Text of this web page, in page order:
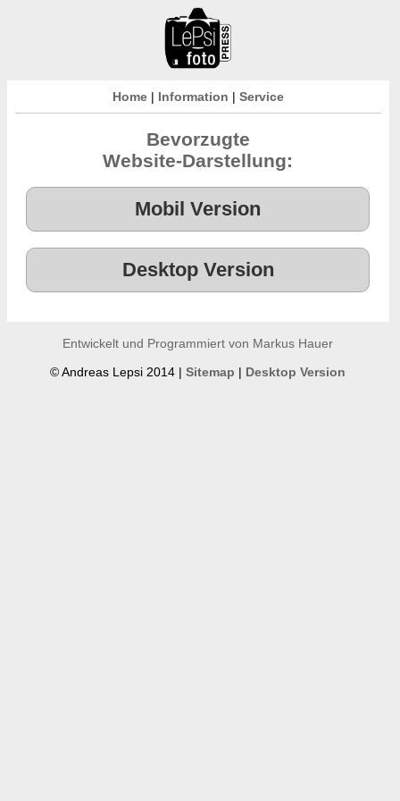
Home| Information | Service
Bevorzugte
Website-Darstellung:
Entwickelt und Programmiert von Markus Hauer
© Andreas Lepsi 2014 |Sitemap | Desktop Version